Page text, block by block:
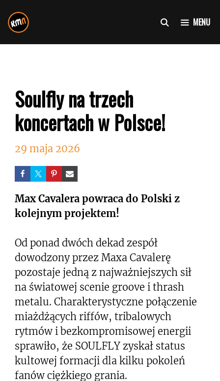
do
treści
MENU
Soulfly na trzech
koncertach w Polsce!
29 maja 2026
Max Cavalera powraca do Polski z
kolejnym projektem!
Od ponad dwóch dekad zespół
dowodzony przez Maxa Cavalerę
pozostaje jedną z najważniejszych sił
na światowej scenie groove i thrash
metalu. Charakterystyczne połączenie
miażdżących riffów, tribalowych
rytmów i bezkompromisowej energii
sprawiło, że SOULFLY zyskał status
kultowej formacji dla kilku pokoleń
fanów ciężkiego grania.